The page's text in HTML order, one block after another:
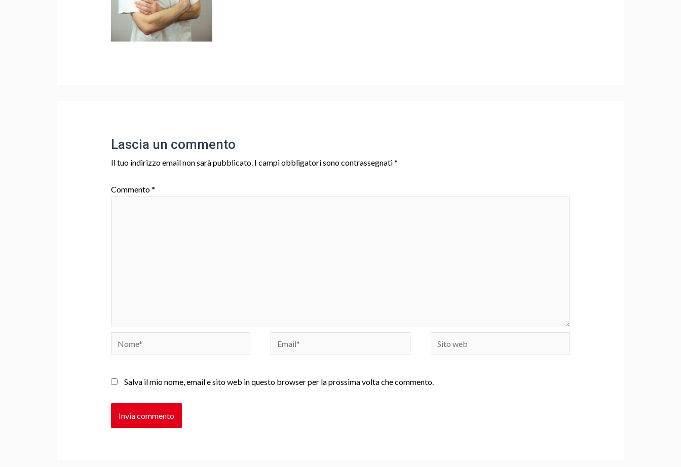
Lascia un commento
Il tuo indirizzo email non sarà pubblicato. I campi obbligatori sono contrassegnati*
Commento*
Nome* Email*
Sito
web
Salva il mio nome, email e sito web in questo browser per la prossima volta che commento.